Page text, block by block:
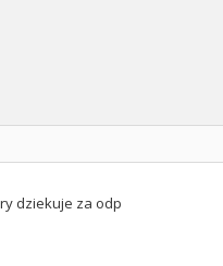
dziekuje za odp